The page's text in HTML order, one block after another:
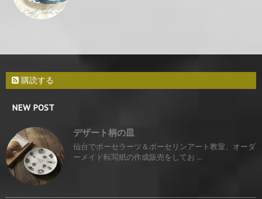
購読する
NEW POST
デザート柄の皿
仙台でポーセラーツ＆ポーセリンアート教室、オーダ
ーメイド転写紙の作成販売をしてお ...